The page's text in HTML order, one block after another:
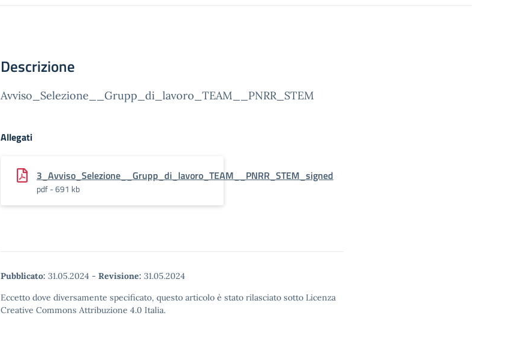
Descrizione
Avviso_Selezione__Grupp_di_lavoro_TEAM__PNRR_STEM
Allegati
3_Avviso_Selezione__Grupp_di_lavoro_TEAM__PNRR_STEM_signed
pdf - 691 kb
Pubblicato: 31.05.2024 - Revisione: 31.05.2024
Eccetto dove diversamente specificato, questo articolo è stato rilasciato sotto Licenza
Creative Commons Attribuzione 4.0 Italia.